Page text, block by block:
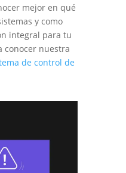
mejor en qué
y como
integral para tu
conocer nuestra
de control de